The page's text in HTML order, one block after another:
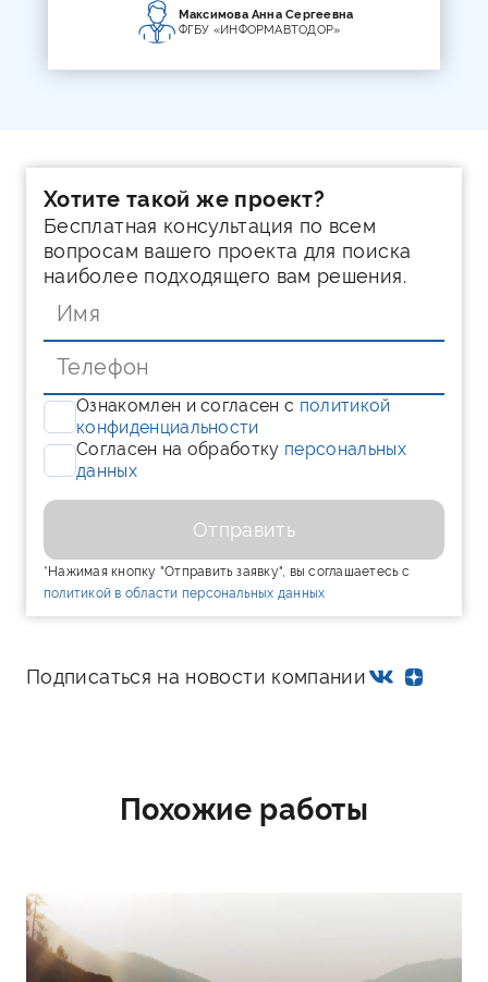
Максимова Анна Сергеевна
ФГБУ «ИНФОРМАВТОДОР»
Хотите такой же проект?
Бесплатная консультация по всем
вопросам вашего проекта для поиска
наиболее подходящего вам решения.
Ознакомлен и согласен с политикой
конфиденциальности
Согласен на обработку персональных
данных
Отправить
*Нажимая кнопку "Отправить заявку", вы соглашаетесь с
политикой в области персональных данных
Подписаться на новости компании
Похожие работы